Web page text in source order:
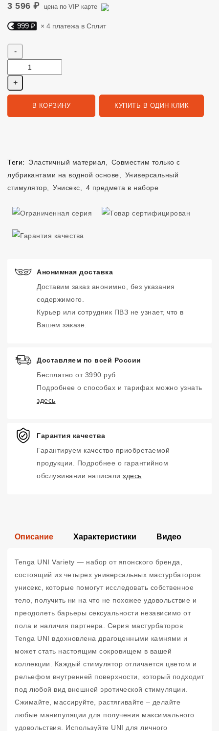
3 596 ₽ цена по VIP карте
Яндекс Сплит. 999 руб, 4 платежа в Сплит
999 ₽ × 4 платежа в Сплит
В КОРЗИНУ КУПИТЬ В ОДИН КЛИК
Теги: Эластичный материал
Совместим только с
лубрикантами на водной основе
Универсальный
стимулятор
Унисекс 4 предмета в наборе
Анонимная доставка
Доставим заказ анонимно, без указания
содержимого.
Курьер или сотрудник ПВЗ не узнает, что в
Вашем заказе.
Доставляем по всей России
Бесплатно от 3990 руб.
Подробнее о способах и тарифах можно узнать
здесь
Гарантия качества
Гарантируем качество приобретаемой
продукции. Подробнее о гарантийном
обслуживании написали здесь
Описание Характеристики Видео
Tenga UNI Variety — набор от японского бренда,
состоящий из четырех универсальных мастурбаторов
унисекс, которые помогут исследовать собственное
тело, получить ни на что не похожее удовольствие и
преодолеть барьеры сексуальности независимо от
пола и наличия партнера. Серия мастурбаторов
Tenga UNI вдохновлена драгоценными камнями и
может стать настоящим сокровищем в вашей
коллекции. Каждый стимулятор отличается цветом и
рельефом внутренней поверхности, который подходит
под любой вид внешней эротической стимуляции.
Сжимайте, массируйте, растягивайте – делайте
любые манипуляции для получения максимального
удовольствия. Используйте UNI для личного